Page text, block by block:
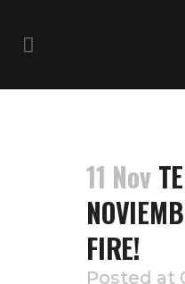
11 Nov
FIRE!
Posted at